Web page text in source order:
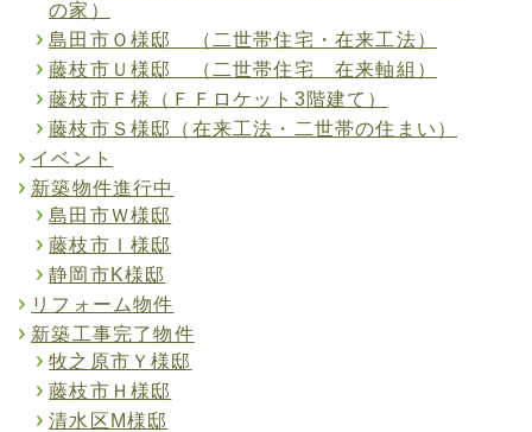
の家）
島田市Ｏ様邸 （二世帯住宅・在来工法）
藤枝市Ｕ様邸 （二世帯住宅 在来軸組）
藤枝市Ｆ様（ＦＦロケット3階建て）
藤枝市Ｓ様邸（在来工法・二世帯の住まい）
イベント
新築物件進行中
島田市Ｗ様邸
藤枝市Ｉ様邸
静岡市K様邸
リフォーム物件
新築工事完了物件
牧之原市Ｙ様邸
藤枝市Ｈ様邸
清水区M様邸